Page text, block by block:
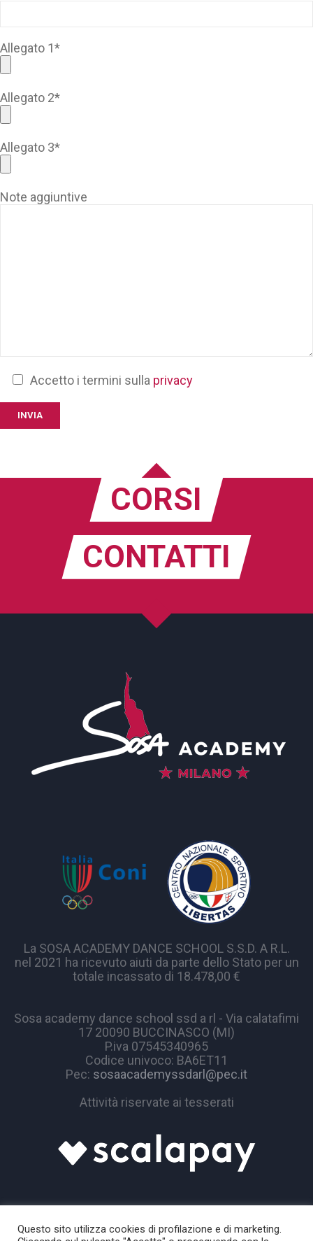
Allegato 1*
Allegato 2*
Allegato 3*
Note aggiuntive
Accetto i termini sulla privacy
CORSI
CONTATTI
La SOSA ACADEMY DANCE SCHOOL S.S.D. A R.L.
nel 2021 ha ricevuto aiuti da parte dello Stato per un
totale incassato di 18.478,00 €
Sosa academy dance school ssd a rl - Via calatafimi
17 20090 BUCCINASCO (MI)
P.iva 07545340965
Codice univoco: BA6ET11
Pec: sosaacademyssdarl@pec.it
Attività riservate ai tesserati
Questo sito utilizza cookies di profilazione e di marketing.